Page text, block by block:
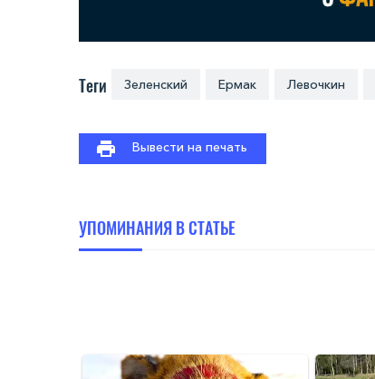
Теги Зеленский Ермак Левочкин
Вывести на печать
УПОМИНАНИЯ В СТАТЬЕ